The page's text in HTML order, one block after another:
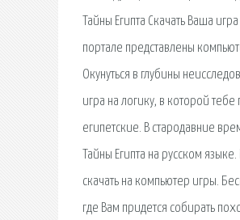
Тайны Египта Скачать Ваша
портале представлены
Окунуться в глубины
игра на логику, в которой
египетские. В стародавние
Тайны Египта на русском
скачать на компьютер игры.
где Вам придется собирать